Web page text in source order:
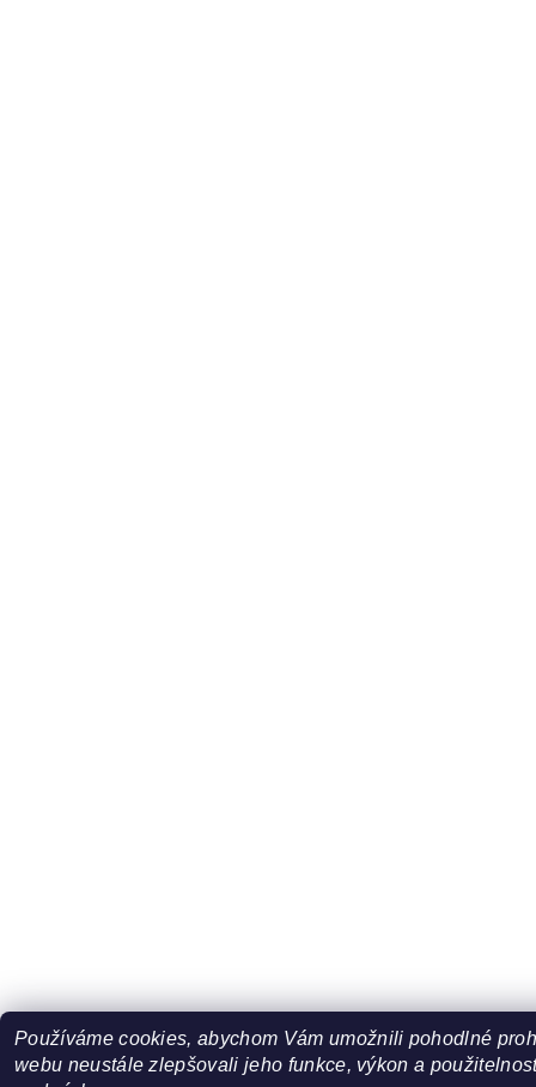
Používáme cookies, abychom Vám umožnili pohodlné
webu neustále zlepšovali jeho funkce, výkon a